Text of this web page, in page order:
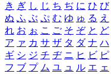
き ぎ し じ ち ぢ に ひ び
ぬ ふ ぶ ぷ む ゆ ゅ る え
れ お ぉ こ ご そ ぞ と ど
ア ァ カ サ ザ タ ダ ナ ハ
ギ シ ジ チ ヂ ニ ヒ ビ ピ
フ ブ プ ム ユ ュ ル エ ェ